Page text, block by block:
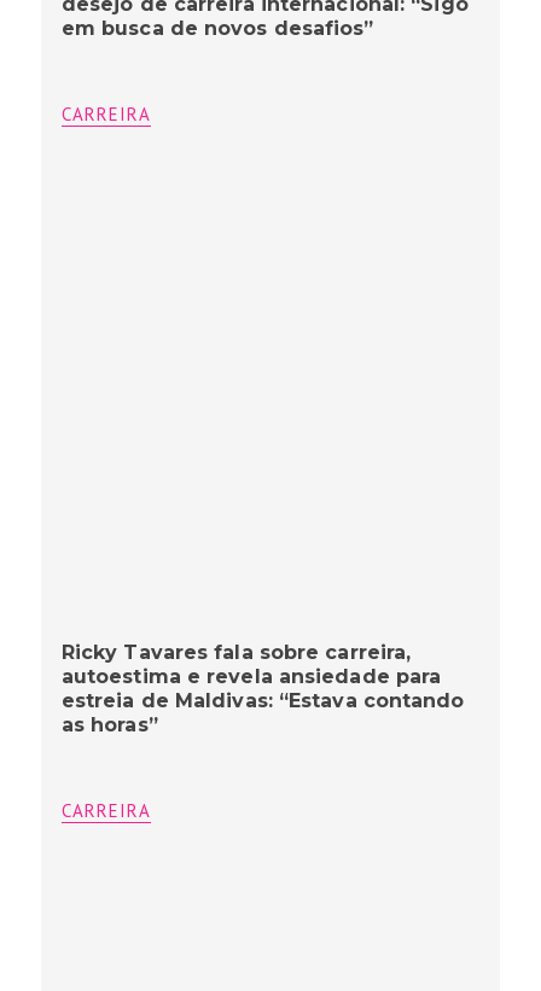
desejo de carreira internacional: “Sigo
em busca de novos desafios”
CARREIRA
Ricky Tavares fala sobre carreira,
autoestima e revela ansiedade para
estreia de Maldivas: “Estava contando
as horas”
CARREIRA